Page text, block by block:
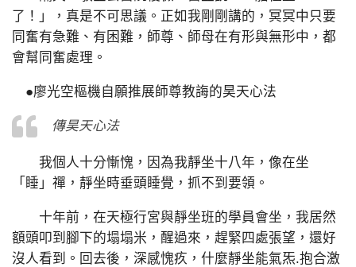
了！」，真是不可思議。正如我剛剛講的，冥冥中只要
同奮有急難、有困難，師尊、師母在有形與無形中，都
會幫同奮處理。
●廖光空樞機自願推展師尊教誨的昊天心法
傳昊天心法
我個人十分慚愧，因為我靜坐十八年，像在坐
「睡」禪，靜坐時垂頭睡覺，抓不到要領。
十年前，在天極行宮與靜坐班的學員會坐，我居然
額頭叩到腳下的塌塌米，醒過來，趕緊四處張望，還好
沒人看到。回去後，深感愧疚，什麼靜坐能氣炁.抱合激